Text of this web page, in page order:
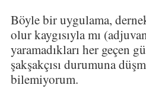
Böyle bir uygulama,
olur kaygısıyla mı
yaramadıkları her geçen
şakşakçısı durumuna
bilemiyorum.